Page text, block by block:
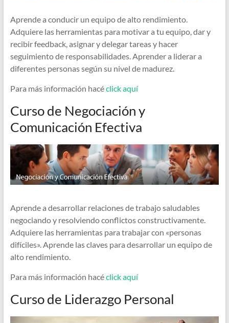
Aprende a conducir un equipo de alto rendimiento.
Adquiere las herramientas para motivar a tu equipo, dar y
recibir feedback, asignar y delegar tareas y hacer
seguimiento de responsabilidades. Aprender a liderar a
diferentes personas según su nivel de madurez.
Para más información hacéclick aquí
Curso de Negociación y
Comunicación Efectiva
Aprende a desarrollar relaciones de trabajo saludables
negociando y resolviendo conflictos constructivamente.
Adquiere las herramientas para trabajar con «personas
difíciles». Aprende las claves para desarrollar un equipo de
alto rendimiento.
Para más información hacéclick aquí
Curso de Liderazgo Personal